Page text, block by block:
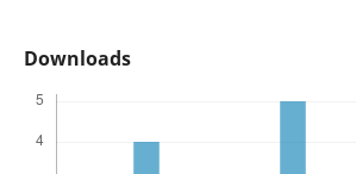
Downloads